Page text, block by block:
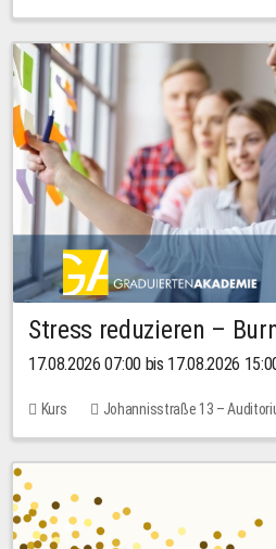
Stress reduzieren –
17.08.2026 07:00 bis 17.08.2026
Kurs Johannisstraße 13 –
10,00 EUR